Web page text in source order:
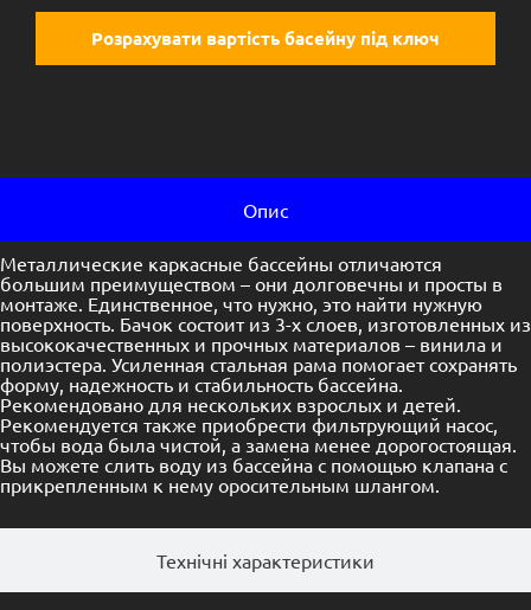
Розрахувати вартість басейну під ключ
Опис
Технічні характеристики
Металлические каркасные бассейны отличаются
большим преимуществом – они долговечны и просты в
монтаже. Единственное, что нужно, это найти нужную
поверхность. Бачок состоит из 3-х слоев, изготовленных из
высококачественных и прочных материалов – винила и
полиэстера. Усиленная стальная рама помогает сохранять
форму, надежность и стабильность бассейна.
Рекомендовано для нескольких взрослых и детей.
Рекомендуется также приобрести фильтрующий насос,
чтобы вода была чистой, а замена менее дорогостоящая.
Вы можете слить воду из бассейна с помощью клапана с
прикрепленным к нему оросительным шлангом.